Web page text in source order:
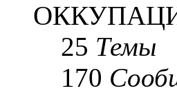
25 Темы
170